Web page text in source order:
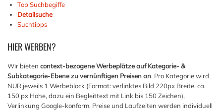
Top Suchbegiffe
Detailsuche
Suchtipps
HIERWERBEN?
Wir bieten context-bezogene Werbeplätze auf Kategorie- &
Subkategorie-Ebene zu vernünftigen Preisen an. Pro Kategorie wird
NUR jeweils 1 Werbeblock (Format: verlinktes Bild 220px Breite, ca.
150 px Höhe, dazu ein Begleittext mit Link bis 150 Zeichen),
Verlinkung Google-konform, Preise und Laufzeiten werden individuell